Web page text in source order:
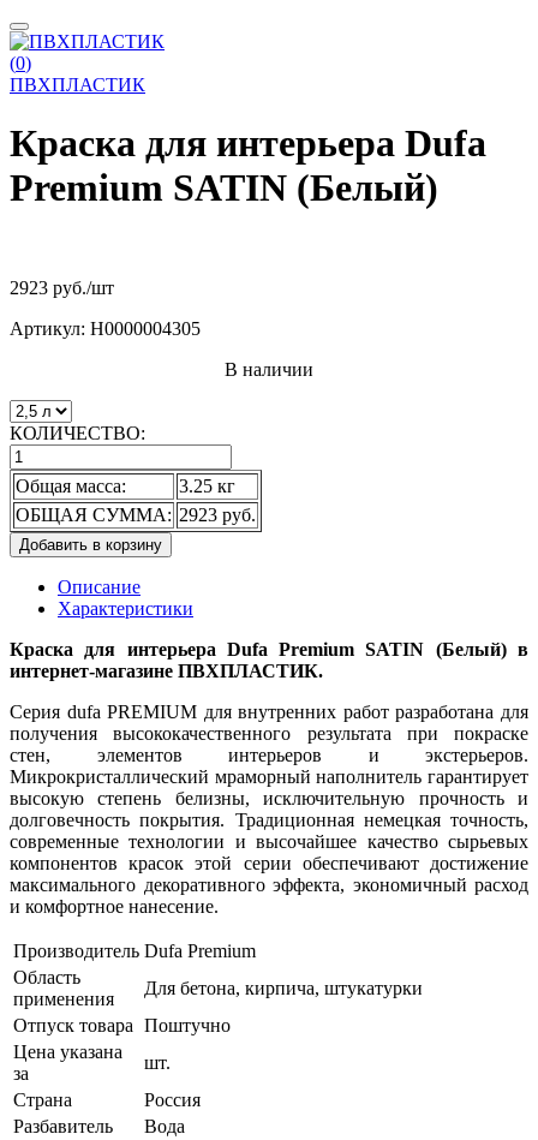
(0)
ПВХПЛАСТИК
Краска для интерьера Dufa
Premium SATIN (Белый)
2923 руб./шт
Артикул: Н0000004305
В наличии
КОЛИЧЕСТВО:
Общая масса:
3.25 кг
ОБЩАЯ СУММА: 2923 руб.
Добавить в корзину
Описание
Характеристики
Краска для интерьера Dufa Premium SATIN (Белый) в
интернет-магазине ПВХПЛАСТИК.
Серия dufa PREMIUM для внутренних работ разработана для
получения высококачественного результата при покраске
стен, элементов интерьеров и экстерьеров.
Микрокристаллический мраморный наполнитель гарантирует
высокую степень белизны, исключительную прочность и
долговечность покрытия. Традиционная немецкая точность,
современные технологии и высочайшее качество сырьевых
компонентов красок этой серии обеспечивают достижение
максимального декоративного эффекта, экономичный расход
и комфортное нанесение.
Производитель Dufa Premium
Область
применения
Для бетона, кирпича, штукатурки
Отпуск товара Поштучно
Цена указана
за
шт.
Страна
Россия
Разбавитель
Вода